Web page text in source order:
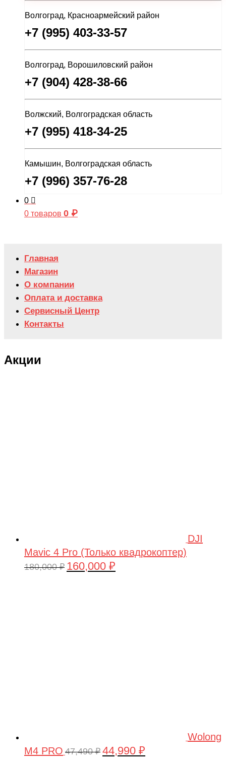
Волгоград, Красноармейский район
+7 (995) 403-33-57
Волгоград, Ворошиловский район
+7 (904) 428-38-66
Волжский, Волгоградская область
+7 (995) 418-34-25
Камышин, Волгоградская область
+7 (996) 357-76-28
0
0 товаров 0 ₽
Главная
Магазин
О компании
Оплата и доставка
Сервисный Центр
Контакты
Акции
DJI
Mavic 4 Pro (Только квадрокоптер)
180,000₽ Первоначальная
160,000 ₽
Wolong
M4 PRO 47,490₽ Первоначальная
44,990 ₽